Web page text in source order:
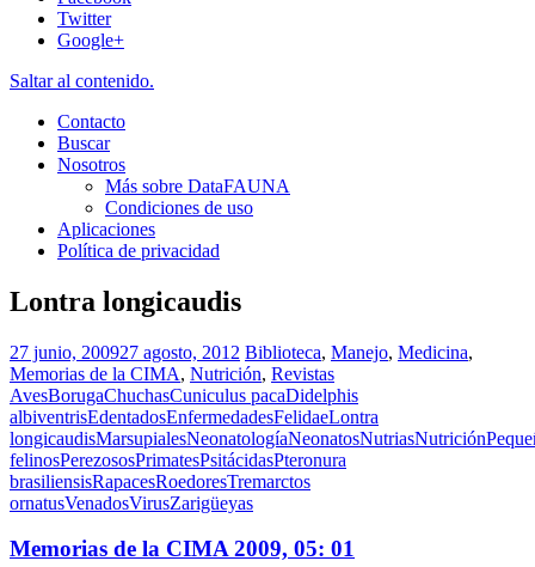
Twitter
Google+
Saltar al contenido.
Contacto
Buscar
Nosotros
Más sobre DataFAUNA
Condiciones de uso
Aplicaciones
Política de privacidad
Lontra longicaudis
27 junio, 200927 agosto, 2012 Biblioteca, Manejo, Medicina,
Memorias de la CIMA, Nutrición, Revistas
AvesBorugaChuchasCuniculus pacaDidelphis
albiventrisEdentadosEnfermedadesFelidaeLontra
longicaudisMarsupialesNeonatologíaNeonatosNutriasNutrición
felinosPerezososPrimatesPsitácidasPteronura
brasiliensisRapacesRoedoresTremarctos
ornatusVenadosVirusZarigüeyas
Memorias de la CIMA 2009, 05: 01